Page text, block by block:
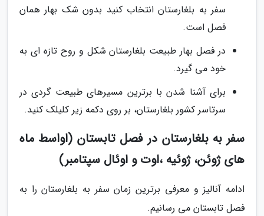
سفر به بلغارستان انتخاب کنید بدون شک بهار همان
فصل است.
در فصل بهار طبیعت بلغارستان شکل و روح تازه ای به
خود می گیرد.
برای آشنا شدن با برترین مسیرهای طبیعت گردی در
سرتاسر کشور بلغارستان، بر روی دکمه زیر کلیلک کنید.
سفر به بلغارستان در فصل تابستان (اواسط ماه
های ژوئن، ژوئیه ،اوت و اوئال سپتامبر)
ادامه آنالیز و معرفی برترین زمان سفر به بلغارستان را به
فصل تابستان می رسانیم.